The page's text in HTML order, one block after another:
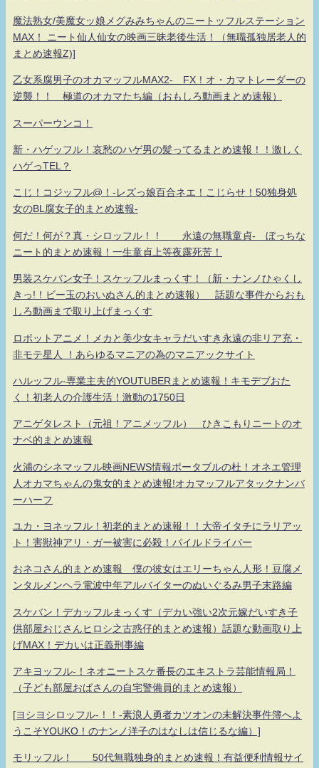
魔法熟女/美魔女ッ娘メグみみちゃんのニートッフルステーション
MAX！ ニート仙人仙女の映画三昧老後生活！（無職孤独居老人的
まとめ速報Z)]
乙女系腐男子のオカマッフルMAX2- FX！オ・カマトレーダーの
逆襲！！ 極道のオカマたち編（おもしろ動画まとめ速報）
スーパーウンコ！
新・ハゲッフル！哀愁のハゲ男の髪ってるまとめ速報！！激しく
ハゲっTEL？
こじ！コジッフル@！-レズっ娘百合ネエ！こじらせ！50独身処
女のBL腐女子的まとめ速報-
何だ！何が？真・シロッフル！！ 永遠の無職童貞- ぼっちな
ニート的まとめ速報！一生童貞上等夜露死苦！
男装スケバン女子！スケッフルまっくす！（新・ナンノひゃくし
きっ!！ビー玉のおいぬさん的まとめ速報） 話題な事件からおも
しろ動画まで取り上げまっくす
ロボットアニメ！メカと美少女キャラだいすき永遠の非リア充・
非モテ星人 ！あらゆるマニアの為のマニアックサイト
ハルッフル-専業主夫的YOUTUBERまとめ速報！キモデブおた
く！初老人の介護生活！激動の1750日
アニゲタレスト（元祖！アニメッフル） ひきこもりニートのオ
ナベ的まとめ速報
火浦のシネマッフル映画NEWS情報ポータブルの杜！オネエ管理
人オカマちゃんの鬼女的まとめ速報!オカマッフルアタックナンバ
ーハーフ
ユカ・ヨネッフル！初老的まとめ速報！！大帝イタチにラリアッ
ト！害獣神アリ・ガー被害に必殺！パイルドライバー
おネコさん的まとめ速報 僕の彼女はエリーちゃん人形！豆腐メ
ンタルメンヘラ電波中年アルバイターのぬいぐるみ男子末路編
スケバン！デカッフルまっくす（デカい強い2次元嫁だいすき子
供部屋おじさんヒロシ之古惑仔的まとめ速報）話題な動画取り上
げMAX！デカいは正義刑事編
アキヨッフル-！ネオニートスケ番長のエキストラ芸能情報局！
（子ども部屋おばさんの自宅警備員的まとめ速報）
[ヨシヨシロッフル-！！-素浪人勇者カツオンの未解決事件簿へよ
うこそYOUKO！のナンノ洋子のはなしは信じるな編）]
モリッフル！ 50代無職独身的まとめ速報！有益便利情報サイ